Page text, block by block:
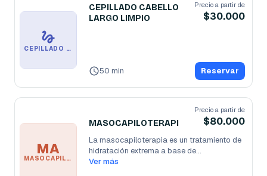
CEPILLADO CABELLO LARGO LIMPIO
CEPILLADO CABELLO
LARGO LIMPIO
Precio a partir de
$30.000
50 min Reservar
MA
MASOCAPILOTERAPI
MASOCAPILOTERAPI
Precio a partir de
$80.000
La masocapiloterapia es un tratamiento de
hidratación extrema a base de...
Ver más